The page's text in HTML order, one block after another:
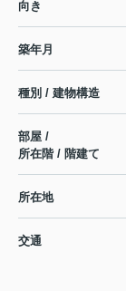
向き
築年月
種別 / 建物構造
部屋 /
所在階 / 階建て
所在地
交通